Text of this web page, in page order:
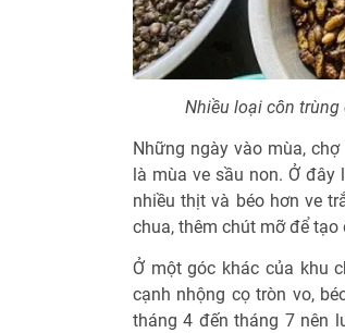
Nhiều loại côn trùng
Những ngày vào mùa,
là mùa ve sầu non. Ở
nhiều thịt và béo hơn ve
chua, thêm chút mỡ để
Ở một góc khác của khu
cạnh nhộng cọ tròn vo,
tháng 4 đến tháng 7 nên